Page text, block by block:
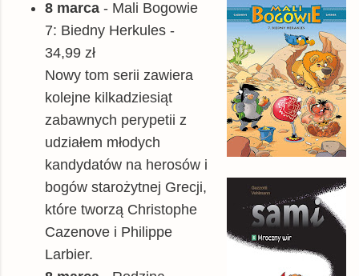
8 marca - Mali Bogowie
7: Biedny Herkules -
34,99 zł
Nowy tom serii zawiera
kolejne kilkadziesiąt
zabawnych perypetii z
udziałem młodych
kandydatów na herosów i
bogów starożytnej Grecji,
które tworzą Christophe
Cazenove i Philippe
Larbier.